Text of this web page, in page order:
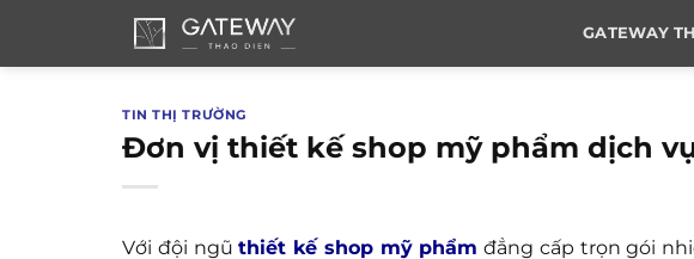
GATEWAY
TIN THỊ TRƯỜNG
Đơn vị thiết kế shop mỹ phẩm dịch
Với đội ngũthiết kế shop mỹ phẩm đẳng cấp trọn gói